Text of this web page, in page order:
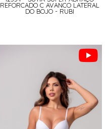
REFORCADO C AVANCO LATERAL
DO BOJO - RUBI